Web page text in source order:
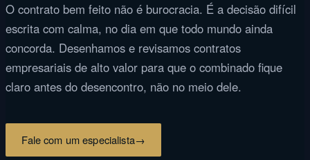
O contrato bem feito não é burocracia. É a decisão difícil
escrita com calma, no dia em que todo mundo ainda
concorda. Desenhamos e revisamos contratos
empresariais de alto valor para que o combinado fique
claro antes do desencontro, não no meio dele.
Fale com um especialista→